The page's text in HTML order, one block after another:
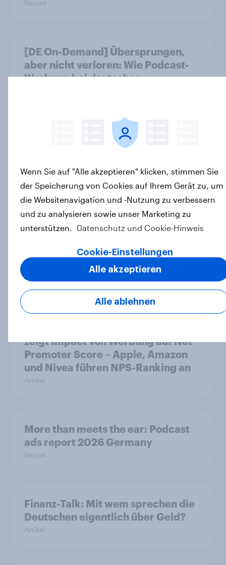
Report
[DE On-Demand] Übersprungen,
aber nicht verloren: Wie Podcast-
Werbung bei deutschen
bleibt: Podcast Ads erzielen hohe
Konversion trotz Skip-Möglichkeit
Artikel
von Marken – Sichtbarkeit allein
reicht nicht aus
Artikel
zeigt Impact von Werbung auf Net
Promoter Score – Apple, Amazon
und Nivea führen NPS-Ranking an
Artikel
More than meets the ear: Podcast
ads report 2026 Germany
Report
Finanz-Talk: Mit wem sprechen die
Deutschen eigentlich über Geld?
Artikel
Wenn Sie auf "Alle akzeptieren" klicken, stimmen Sie
der Speicherung von Cookies auf Ihrem Gerät zu, um
die Websitenavigation und -Nutzung zu verbessern
und zu analysieren sowie unser Marketing zu
unterstützen.
Datenschutz und Cookie-Hinweis
Cookie-Einstellungen
Alle ablehnen
Alle akzeptieren